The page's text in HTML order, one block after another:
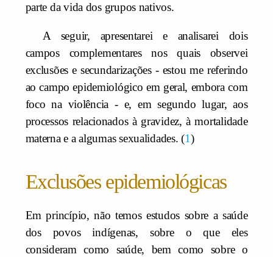
parte da vida dos grupos nativos.
A seguir, apresentarei e analisarei dois
campos complementares nos quais observei
exclusões e secundarizações - estou me referindo
ao campo epidemiológico em geral, embora com
foco na violência - e, em segundo lugar, aos
processos relacionados à gravidez, à mortalidade
materna e a algumas sexualidades. 1
Exclusões epidemiológicas
Em princípio, não temos estudos sobre a saúde
dos povos indígenas, sobre o que eles
consideram como saúde, bem como sobre o